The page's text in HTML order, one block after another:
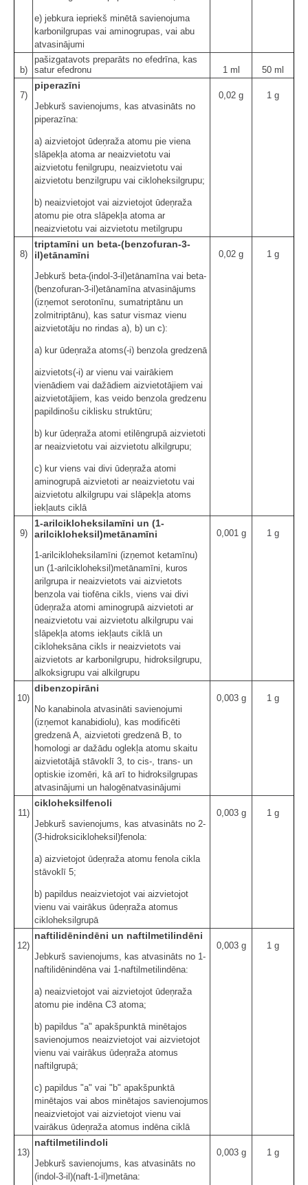
e) jebkura iepriekš minētā savienojuma
karbonilgrupas vai aminogrupas, vai abu
atvasinājumi
b)
pašizgatavots preparāts no efedrīna, kas
satur efedronu
1 ml 50 ml
7)
piperazīni
Jebkurš savienojums, kas atvasināts no
piperazīna:
a) aizvietojot ūdeņraža atomu pie viena
slāpekļa atoma ar neaizvietotu vai
aizvietotu fenilgrupu, neaizvietotu vai
aizvietotu benzilgrupu vai cikloheksilgrupu;
b) neaizvietojot vai aizvietojot ūdeņraža
atomu pie otra slāpekļa atoma ar
neaizvietotu vai aizvietotu metilgrupu
0,02 g 1 g
8)
triptamīni un beta-(benzofuran-3-
il)etānamīni
Jebkurš beta-(indol-3-il)etānamīna vai beta-
(benzofuran-3-il)etānamīna atvasinājums
(izņemot serotonīnu, sumatriptānu un
zolmitriptānu), kas satur vismaz vienu
aizvietotāju no rindas a), b) un c):
a) kur ūdeņraža atoms(-i) benzola gredzenā
aizvietots(-i) ar vienu vai vairākiem
vienādiem vai dažādiem aizvietotājiem vai
aizvietotājiem, kas veido benzola gredzenu
papildinošu ciklisku struktūru;
b) kur ūdeņraža atomi etilēngrupā aizvietoti
ar neaizvietotu vai aizvietotu alkilgrupu;
c) kur viens vai divi ūdeņraža atomi
aminogrupā aizvietoti ar neaizvietotu vai
aizvietotu alkilgrupu vai slāpekļa atoms
iekļauts ciklā
0,02 g 1 g
9)
1-arilcikloheksilamīni un (1-
arilcikloheksil)metānamīni
1-arilcikloheksilamīni (izņemot ketamīnu)
un (1-arilcikloheksil)metānamīni, kuros
arilgrupa ir neaizvietots vai aizvietots
benzola vai tiofēna cikls, viens vai divi
ūdeņraža atomi aminogrupā aizvietoti ar
neaizvietotu vai aizvietotu alkilgrupu vai
slāpekļa atoms iekļauts ciklā un
cikloheksāna cikls ir neaizvietots vai
aizvietots ar karbonilgrupu, hidroksilgrupu,
alkoksigrupu vai alkilgrupu
0,001 g 1 g
10)
dibenzopirāni
No kanabinola atvasināti savienojumi
(izņemot kanabidiolu), kas modificēti
gredzenā A, aizvietoti gredzenā B, to
homologi ar dažādu oglekļa atomu skaitu
aizvietotājā stāvoklī 3, to cis-, trans- un
optiskie izomēri, kā arī to hidroksilgrupas
atvasinājumi un halogēnatvasinājumi
0,003 g 1 g
11)
cikloheksilfenoli
Jebkurš savienojums, kas atvasināts no 2-
(3-hidroksicikloheksil)fenola:
a) aizvietojot ūdeņraža atomu fenola cikla
stāvoklī 5;
b) papildus neaizvietojot vai aizvietojot
vienu vai vairākus ūdeņraža atomus
cikloheksilgrupā
0,003 g 1 g
12)
naftilidēnindēni un naftilmetilindēni
Jebkurš savienojums, kas atvasināts no 1-
naftilidēnindēna vai 1-naftilmetilindēna:
a) neaizvietojot vai aizvietojot ūdeņraža
atomu pie indēna C3 atoma;
b) papildus "a" apakšpunktā minētajos
savienojumos neaizvietojot vai aizvietojot
vienu vai vairākus ūdeņraža atomus
naftilgrupā;
c) papildus "a" vai "b" apakšpunktā
minētajos vai abos minētajos savienojumos
neaizvietojot vai aizvietojot vienu vai
vairākus ūdeņraža atomus indēna ciklā
0,003 g 1 g
13)
naftilmetilindoli
Jebkurš savienojums, kas atvasināts no
(indol-3-il)(naft-1-il)metāna:
0,003 g 1 g